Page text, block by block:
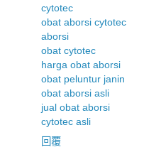
cytotec
obat aborsi cytotec
aborsi
obat cytotec
harga obat aborsi
obat peluntur janin
obat aborsi asli
jual obat aborsi
cytotec asli
回覆